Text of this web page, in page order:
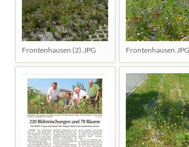
Frontenhausen (2).JPG Frontenhausen.JPG